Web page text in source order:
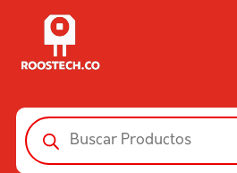
Búsqueda
de
productos